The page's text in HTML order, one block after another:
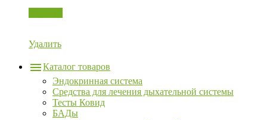
Удалить
Каталог товаров
Эндокринная система
Средства для лечения дыхательной системы
Тесты Ковид
БАДы